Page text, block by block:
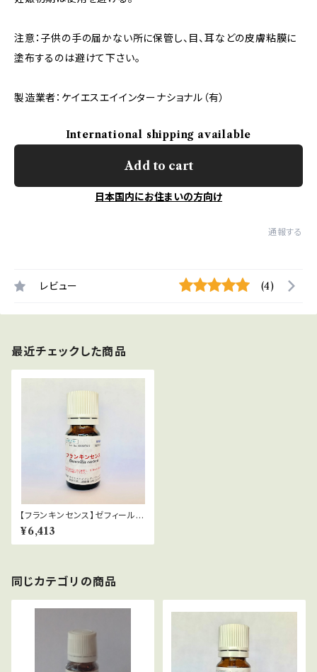
注意：子供の手の届かない所に保管し、目、耳などの皮膚粘膜に
塗布するのは避けて下さい。
製造業者：ケイエスエイインターナショナル（有）
International shipping available
Add to cart
日本国内にお住まいの方向け
通報する
レビュー (4)
最近チェックした商品
【フランキンセンス】ゼフィール
（野生）Boswellia carterii
¥6,413
同じカテゴリの商品